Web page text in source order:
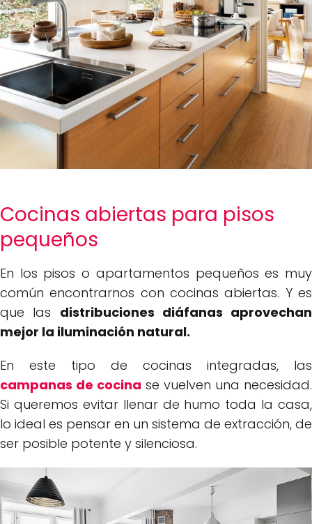
Cocinas abiertas para pisos
pequeños
En los pisos o apartamentos pequeños es muy
común encontrarnos con cocinas abiertas. Y es
que las distribuciones diáfanas aprovechan
mejor la iluminación natural.
En este tipo de cocinas integradas, las
campanas de cocina se vuelven una necesidad.
Si queremos evitar llenar de humo toda la casa,
lo ideal es pensar en un sistema de extracción, de
ser posible potente y silenciosa.